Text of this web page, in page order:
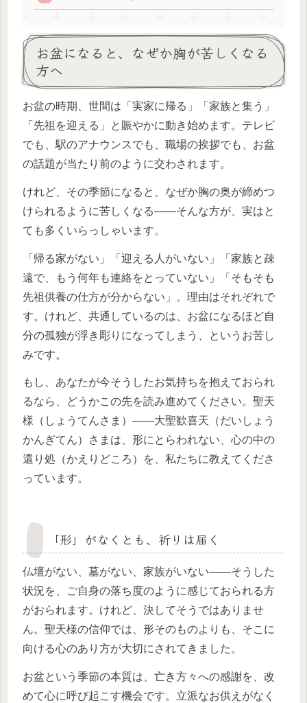
お盆になると、なぜか胸が苦しくなる
方へ
お盆の時期、世間は「実家に帰る」「家族と集う」
「先祖を迎える」と賑やかに動き始めます。テレビ
でも、駅のアナウンスでも、職場の挨拶でも、お盆
の話題が当たり前のように交わされます。
けれど、その季節になると、なぜか胸の奥が締めつ
けられるように苦しくなる――そんな方が、実はと
ても多くいらっしゃいます。
「帰る家がない」「迎える人がいない」「家族と疎
遠で、もう何年も連絡をとっていない」「そもそも
先祖供養の仕方が分からない」。理由はそれぞれで
す。けれど、共通しているのは、お盆になるほど自
分の孤独が浮き彫りになってしまう、というお苦し
みです。
もし、あなたが今そうしたお気持ちを抱えておられ
るなら、どうかこの先を読み進めてください。聖天
様（しょうてんさま）――大聖歓喜天（だいしょう
かんぎてん）さまは、形にとらわれない、心の中の
還り処（かえりどころ）を、私たちに教えてくださ
っています。
「形」がなくとも、祈りは届く
仏壇がない、墓がない、家族がいない――そうした
状況を、ご自身の落ち度のように感じておられる方
がおられます。けれど、決してそうではありませ
ん。聖天様の信仰では、形そのものよりも、そこに
向ける心のあり方が大切にされてきました。
お盆という季節の本質は、亡き方々への感謝を、改
めて心に呼び起こす機会です。立派なお供えがなく